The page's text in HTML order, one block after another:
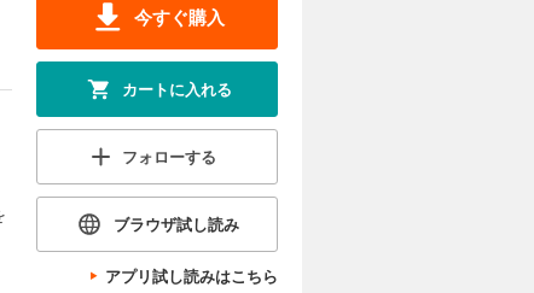
今すぐ購入
カートに入れる
フォローする
ブラウザ試し読み
アプリ試し読みはこちら